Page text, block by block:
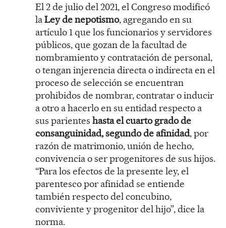
El 2 de julio del 2021, el Congreso modificó
laLey de nepotismo, agregando en su
artículo 1 que los funcionarios y servidores
públicos, que gozan de la facultad de
nombramiento y contratación de personal,
o tengan injerencia directa o indirecta en el
proceso de selección se encuentran
prohibidos de nombrar, contratar o inducir
a otro a hacerlo en su entidad respecto a
sus parientes hasta el cuarto grado de
consanguinidad, segundo de afinidad, por
razón de matrimonio, unión de hecho,
convivencia o ser progenitores de sus hijos.
“Para los efectos de la presente ley, el
parentesco por afinidad se entiende
también respecto del concubino,
conviviente y progenitor del hijo”, dice la
norma.